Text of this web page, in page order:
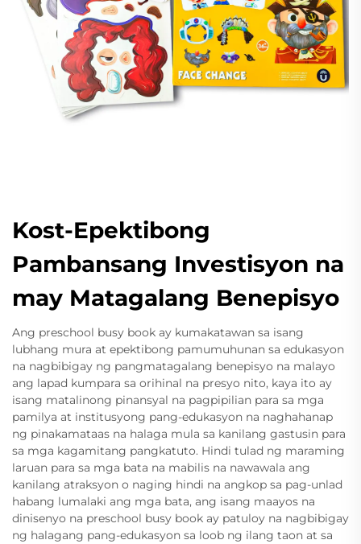
Kost-Epektibong
Pambansang Investisyon na
may Matagalang Benepisyo
Ang preschool busy book ay kumakatawan sa isang
lubhang mura at epektibong pamumuhunan sa edukasyon
na nagbibigay ng pangmatagalang benepisyo na malayo
ang lapad kumpara sa orihinal na presyo nito, kaya ito ay
isang matalinong pinansyal na pagpipilian para sa mga
pamilya at institusyong pang-edukasyon na naghahanap
ng pinakamataas na halaga mula sa kanilang gastusin para
sa mga kagamitang pangkatuto. Hindi tulad ng maraming
laruan para sa mga bata na mabilis na nawawala ang
kanilang atraksyon o naging hindi na angkop sa pag-unlad
habang lumalaki ang mga bata, ang isang maayos na
dinisenyo na preschool busy book ay patuloy na nagbibigay
ng halagang pang-edukasyon sa loob ng ilang taon at sa